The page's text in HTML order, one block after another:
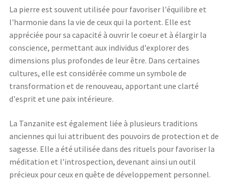
La pierre est souvent utilisée pour favoriser l'équilibre et
l'harmonie dans la vie de ceux qui la portent. Elle est
appréciée pour sa capacité à ouvrir le coeur et à élargir la
conscience, permettant aux individus d'explorer des
dimensions plus profondes de leur être. Dans certaines
cultures, elle est considérée comme un symbole de
transformation et de renouveau, apportant une clarté
d'esprit et une paix intérieure.
La Tanzanite est également liée à plusieurs traditions
anciennes qui lui attribuent des pouvoirs de protection et de
sagesse. Elle a été utilisée dans des rituels pour favoriser la
méditation et l'introspection, devenant ainsi un outil
précieux pour ceux en quête de développement personnel.